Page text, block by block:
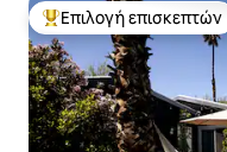
Κορυφαία επιλογή
Επιλογή επισκεπτών